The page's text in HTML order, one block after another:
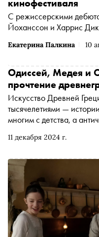
Екатерина Палкина 10
кинофестиваля
С режиссерскими
Йоханссон и Харрис
11 декабря 2024 г.
Одиссей, Медея и
прочтение
Искусство Древней
тысячелетиями —
многим с детства, а
фильм Уберто Пазолини
рассказывает об этой и
переосмысливаются